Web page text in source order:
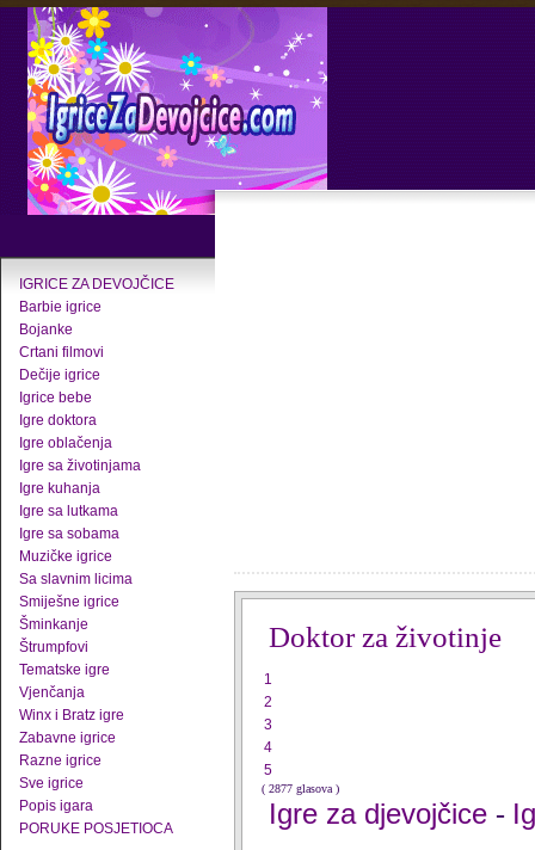
IGRICE ZA DEVOJČICE
Barbie igrice
Bojanke
Crtani filmovi
Dečije igrice
Igrice bebe
Igre doktora
Igre oblačenja
Igre sa životinjama
Igre kuhanja
Igre sa lutkama
Igre sa sobama
Muzičke igrice
Sa slavnim licima
Smiješne igrice
Šminkanje
Štrumpfovi
Tematske igre
Vjenčanja
Winx i Bratz igre
Zabavne igrice
Razne igrice
Sve igrice
Popis igara
PORUKE POSJETIOCA
Doktor za životinje
1
2
3
4
5
( 2877 glasova )
Igre za djevojčice -